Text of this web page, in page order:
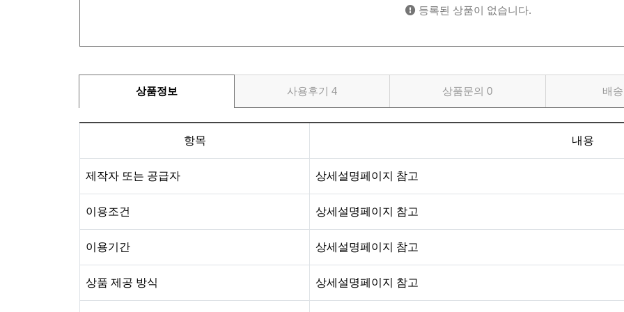
등록된 상품이 없습니다.
상품정보 사용후기4 상품문의0 배
항목 내용
제작자 또는 공급자 상세설명페이지 참고
이용조건 상세설명페이지 참고
이용기간 상세설명페이지 참고
상품 제공 방식 상세설명페이지 참고